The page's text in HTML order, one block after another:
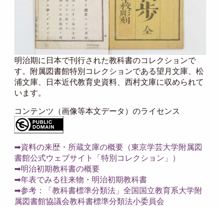
明治期に日本で刊行された教科書のコレクションで
す。附属図書館特別コレクションである望月文庫、松
浦文庫、日本近代教育史資料、西村文庫に収められて
います。
コンテンツ（画像等本文データ）のライセンス
➡資料の来歴・所蔵文庫の概要（東京学芸大学附属図
書館公式ウェブサイト「特別コレクション」）
➡明治初期教科書の概要
➡年表でみる往来物・明治初期教科書
➡参考：「教科書標準分類法」全国国立教育系大学附
属図書館協議会教科書標準分類法小委員会